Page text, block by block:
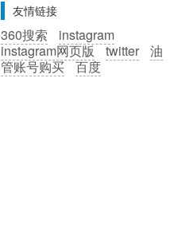
友情链接
360搜索
instagram
instagram网页版
twitter
油
管账号购买
百度